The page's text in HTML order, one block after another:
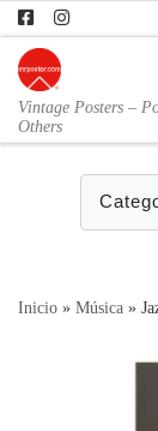
Skip to content
Vintage Posters –
Others
Inicio » Música »